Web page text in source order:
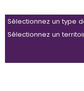
Sélectionnez un type
Sélectionnez un